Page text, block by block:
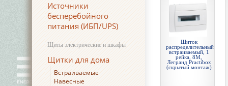
Источники
бесперебойного
питания (ИБП/UPS)
Щиты электрические и шкафы
Щитки для дома
Встраиваемые
Навесные
Щиток
распределительный
встраиваемый, 1
рейка, 8М,
Легранд Practibox
(скрытый монтаж)